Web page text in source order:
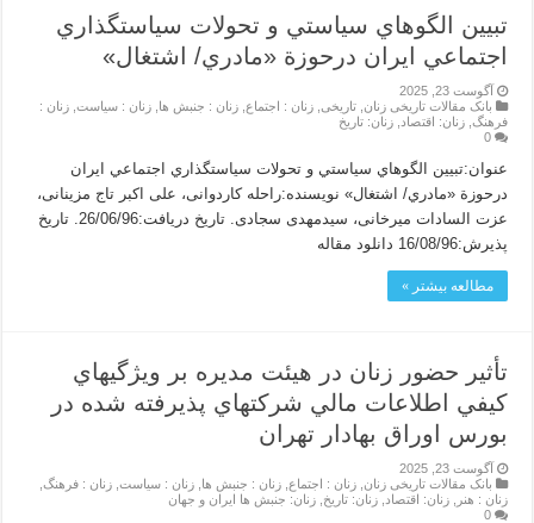
تبيين الگوهاي سياستي و تحولات سياستگذاري
اجتماعي ايران درحوزة «مادري/ اشتغال»
آگوست 23, 2025
بانک مقالات تاریخی زنان ,تاریخی ,زنان : اجتماع ,زنان : جنبش ها ,زنان : سیاست ,زنان :
فرهنگ ,زنان: اقتصاد ,زنان: تاریخ
0
عنوان:تبيين الگوهاي سياستي و تحولات سياستگذاري اجتماعي ايران
درحوزة «مادري/ اشتغال» نویسنده:راحله کاردوانی، علی اکبر تاج مزینانی،
عزت السادات میرخانی، سیدمهدی سجادی. تاریخ دریافت:26/06/96. تاریخ
پذیرش:16/08/96 دانلود مقاله
مطالعه بیشتر »
تأثير حضور زنان در هيئت مديره بر ويژگيهاي
كيفي اطلاعات مالي شركتهاي پذيرفته شده در
بورس اوراق بهادار تهران
آگوست 23, 2025
بانک مقالات تاریخی زنان ,زنان : اجتماع ,زنان : جنبش ها ,زنان : سیاست ,زنان : فرهنگ
زنان : هنر
,زنان: اقتصاد ,زنان: تاریخ ,زنان: جنبش ها ایران و جهان
0